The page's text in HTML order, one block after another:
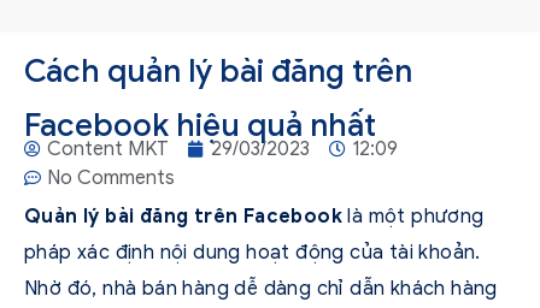
Cách quản lý bài đăng trên
Facebook hiệu quả nhất
Content MKT 29/03/2023
12:09
No Comments
Quản lý bài đăng trên Facebook là một phương
pháp xác định nội dung hoạt động của tài khoản.
Nhờ đó, nhà bán hàng dễ dàng chỉ dẫn khách hàng